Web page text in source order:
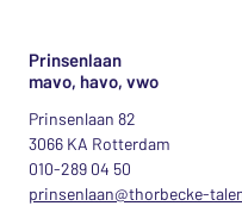
Prinsenlaan
mavo, havo, vwo
Prinsenlaan 82
3066 KA Rotterdam
010-289 04 50
prinsenlaan@thorbecke-